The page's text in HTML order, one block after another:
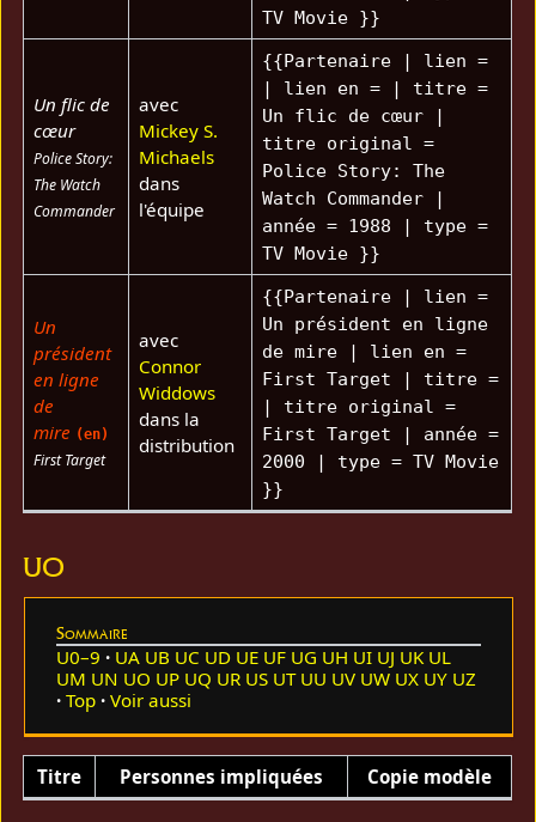
TV Movie }}
Un flic de
cœur
Police Story:
The Watch
Commander
avec
Mickey S.
Michaels
dans
l'équipe
{{Partenaire | lien =
| lien en = | titre =
Un flic de cœur |
titre original =
Police Story: The
Watch Commander |
année = 1988 | type =
TV Movie }}
Un
président
en ligne
de
mire (en)
First Target
avec
Connor
Widdows
dans la
distribution
{{Partenaire | lien =
Un président en ligne
de mire | lien en =
First Target | titre =
| titre original =
First Target | année =
2000 | type = TV Movie
}}
UO
Sommaire
U0–9 UA UB UC UD UE UF UG UH UI UJ UK UL
UM UN UO UP UQ UR US UT UU UV UW UX UY UZ
Top
Voir aussi
Titre Personnes impliquées Copie modèle